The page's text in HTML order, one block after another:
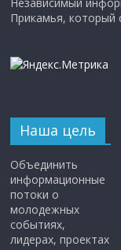
Независимый
Прикамья, который
Наша цель
Объединить
информационные
потоки о
молодежных
событиях,
лидерах, проектах